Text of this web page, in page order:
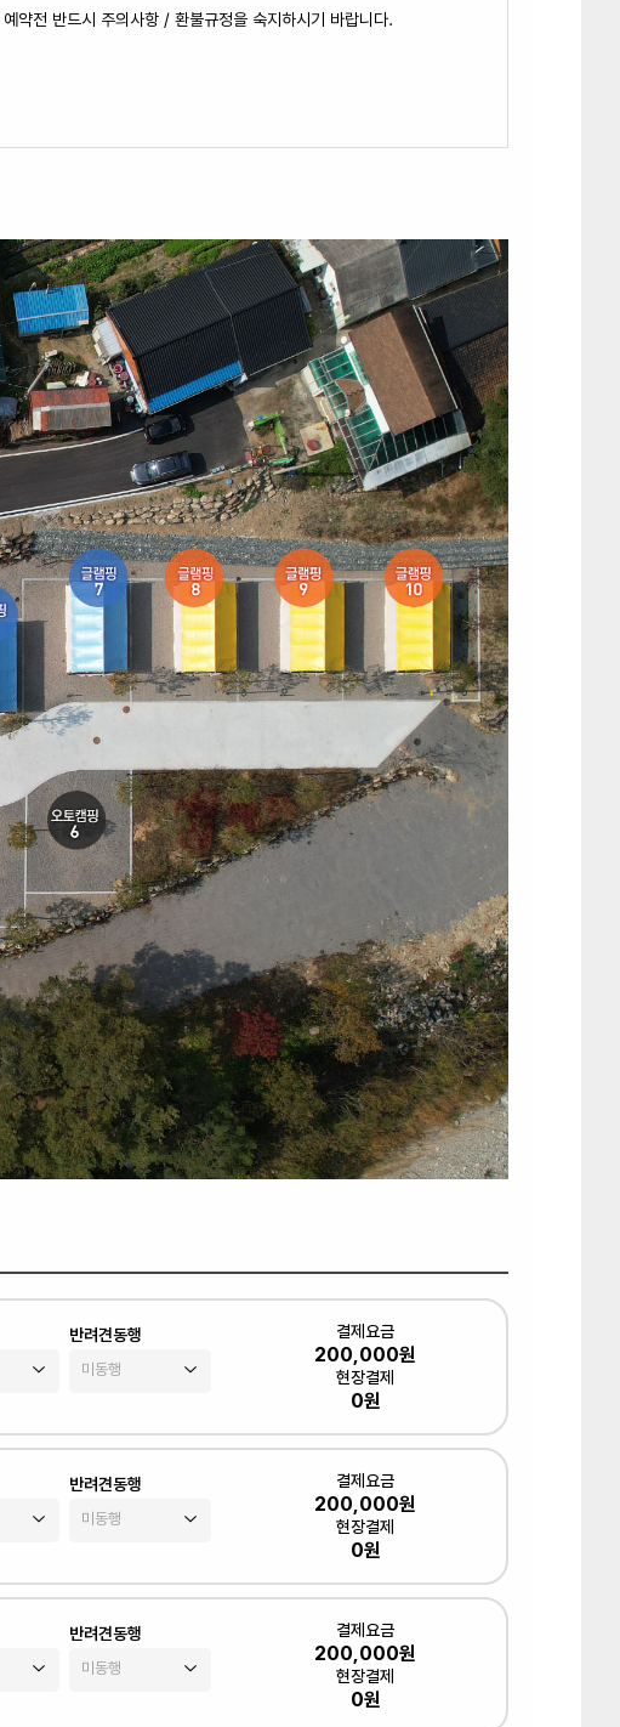
예약전 반드시 주의사항 / 환불규정을 숙지하시기 바랍니다.
결제요금
200,000원
현장결제
0원
반려견동행
결제요금
200,000원
현장결제
0원
반려견동행
결제요금
200,000원
현장결제
0원
반려견동행